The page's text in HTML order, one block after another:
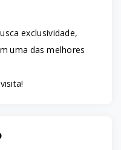
exclusividade,
uma das melhores